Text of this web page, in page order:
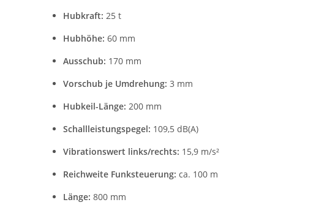
Hubkraft: 25 t
Hubhöhe: 60 mm
Ausschub: 170 mm
Vorschub je Umdrehung: 3 mm
Hubkeil-Länge: 200 mm
Schallleistungspegel: 109,5 dB(A)
Vibrationswert links/rechts: 15,9 m/s²
Reichweite Funksteuerung: ca. 100 m
Länge: 800 mm